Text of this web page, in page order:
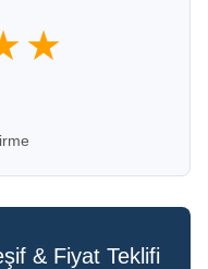
& Fiyat Teklifi